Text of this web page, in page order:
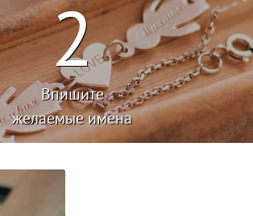
2
Впишите
желаемые имена